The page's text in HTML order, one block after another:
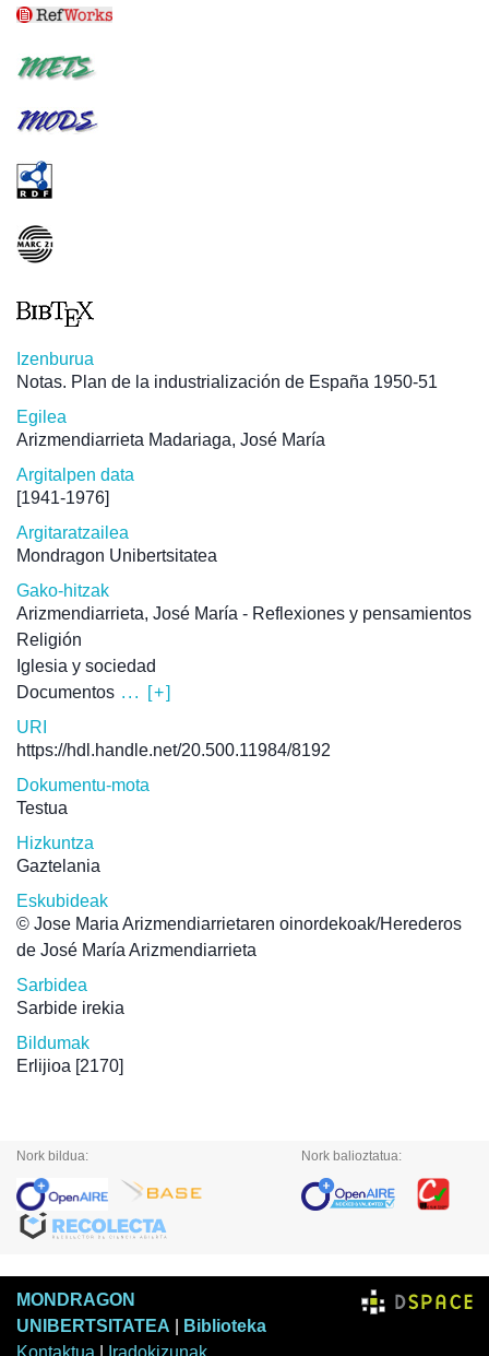
Izenburua
Notas. Plan de la industrialización de España 1950-51
Egilea
Arizmendiarrieta Madariaga, José María
Argitalpen data
[1941-1976]
Argitaratzailea
Mondragon Unibertsitatea
Gako-hitzak
Arizmendiarrieta, José María - Reflexiones y pensamientos
Religión
Iglesia y sociedad
Documentos ... [+]
URI
https://hdl.handle.net/20.500.11984/8192
Dokumentu-mota
Testua
Hizkuntza
Gaztelania
Eskubideak
© Jose Maria Arizmendiarrietaren oinordekoak/Herederos
de José María Arizmendiarrieta
Sarbidea
Sarbide irekia
Bildumak
Erlijioa [2170]
Nork bildua: Nork balioztatua:
MONDRAGON
UNIBERTSITATEA
Biblioteka